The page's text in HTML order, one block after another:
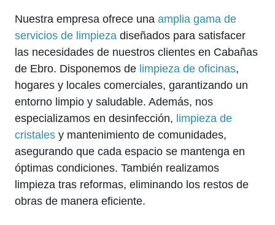
Nuestra empresa ofrece una amplia gama de
servicios de limpieza diseñados para satisfacer
las necesidades de nuestros clientes en Cabañas
de Ebro. Disponemos de limpieza de oficinas,
hogares y locales comerciales, garantizando un
entorno limpio y saludable. Además, nos
especializamos en desinfección, limpieza de
cristales y mantenimiento de comunidades,
asegurando que cada espacio se mantenga en
óptimas condiciones. También realizamos
limpieza tras reformas, eliminando los restos de
obras de manera eficiente.